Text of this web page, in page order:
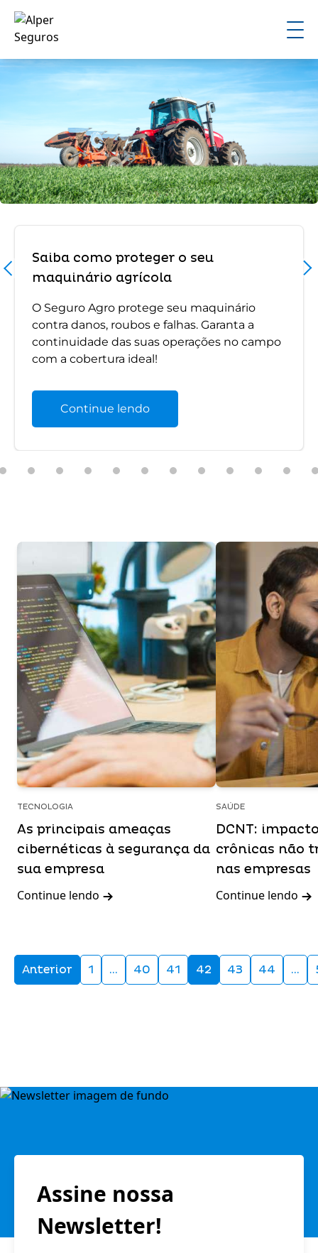
Saiba como proteger o seu
maquinário agrícola
O Seguro Agro protege seu maquinário
contra danos, roubos e falhas. Garanta a
continuidade das suas operações no campo
com a cobertura ideal!
Continue lendo
TECNOLOGIA
As principais ameaças
cibernéticas à segurança da
sua empresa
Continue lendo
SAÚDE
DCNT:
crônicas não
nas empresas
Continue lendo
Anterior 1 … 40 41 42 43 44 …
Assine nossa
Newsletter!